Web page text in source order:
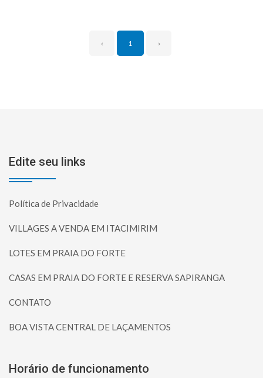
‹ 1 ›
Edite seu links
Política de Privacidade
VILLAGES A VENDA EM ITACIMIRIM
LOTES EM PRAIA DO FORTE
CASAS EM PRAIA DO FORTE E RESERVA SAPIRANGA
CONTATO
BOA VISTA CENTRAL DE LAÇAMENTOS
Horário de funcionamento